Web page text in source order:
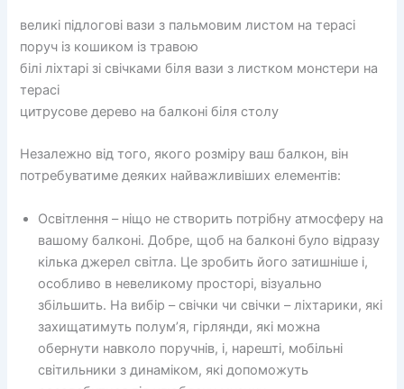
великі підлогові вази з пальмовим листом на терасі
поруч із кошиком із травою
білі ліхтарі зі свічками біля вази з листком монстери на
терасі
цитрусове дерево на балконі біля столу
Незалежно від того, якого розміру ваш балкон, він
потребуватиме деяких найважливіших елементів:
Освітлення – ніщо не створить потрібну атмосферу на
вашому балконі. Добре, щоб на балконі було відразу
кілька джерел світла. Це зробить його затишніше і,
особливо в невеликому просторі, візуально
збільшить. На вибір – свічки чи свічки – ліхтарики, які
захищатимуть полум’я, гірлянди, які можна
обернути навколо поручнів, і, нарешті, мобільні
світильники з динаміком, які допоможуть